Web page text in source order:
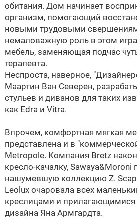
обитания. Дом начинает
организм, помогающий
новыми трудовыми
немаловажную роль в этом
мебель, заменяющая подчас
терапевта.
Неспроста, наверное,
Маартин Ван Северен,
стульев и диванов для таких
как Edra и Vitra.
Впрочем, комфортная мягкая
представлена и в
Metropole. Компания Bretz
кресло-качалку, Sawaya&Moroni
нашумевшую коллекцию Z.
Leolux очаровала всех
креслицами и прилагающимися
дизайна Яна Армгардта.